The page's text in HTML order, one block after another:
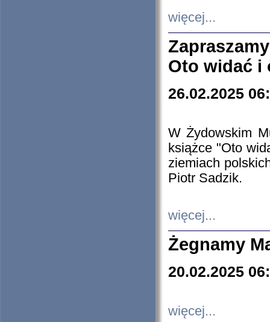
więcej...
Oto widać i
26.02.2025
W Żydowskim
książce "Oto
ziemiach
Piotr Sadzik.
więcej...
Żegnamy
20.02.2025
więcej...